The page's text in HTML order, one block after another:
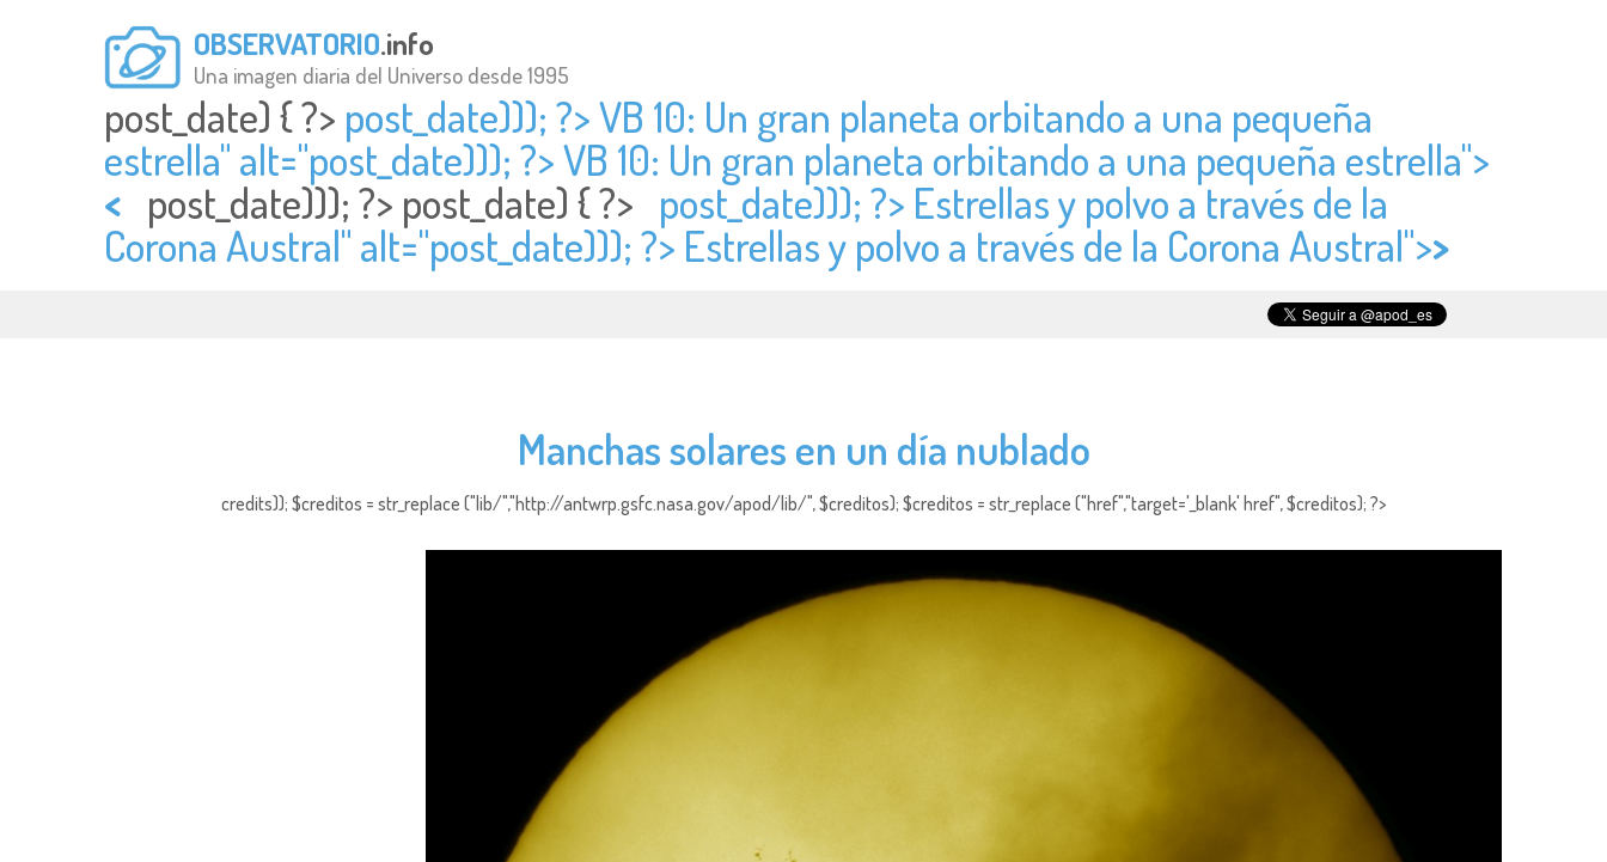
OBSERVATORIO.info
Una imagen diaria del Universo desde 1995
post_date) { ?> post_date))); ?> VB 10: Un gran planeta orbitando a una pequeña
estrella" alt="post_date))); ?> VB 10: Un gran planeta orbitando a una pequeña estrella">
< post_date))); ?> post_date) { ?> post_date))); ?> Estrellas y polvo a través de la
Corona Austral" alt="post_date))); ?> Estrellas y polvo a través de la Corona Austral">>
Manchas solares en un día nublado
credits)); $creditos = str_replace ("lib/","http://antwrp.gsfc.nasa.gov/apod/lib/", $creditos); $creditos = str_replace ("href","target='_blank' href", $creditos); ?>